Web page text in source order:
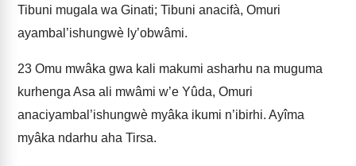
Tibuni mugala wa Ginati; Tibuni anacifà, Omuri
ayambal’ishungwè ly’obwâmi.
23 Omu mwâka gwa kali makumi asharhu na muguma
kurhenga Asa ali mwâmi w’e Yûda, Omuri
anaciyambal’ishungwè myâka ikumi n’ibirhi. Ayîma
myâka ndarhu aha Tirsa.